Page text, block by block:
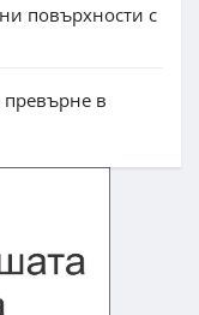
повърхности с
превърне в